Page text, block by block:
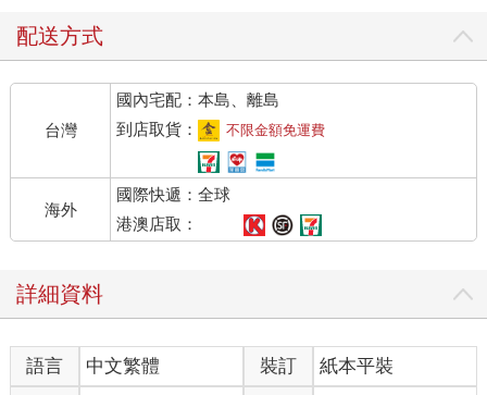
配送方式
台灣
國內宅配：本島、離島
到店取貨：
不限金額免運費
海外
國際快遞：全球
港澳店取：
詳細資料
語言 中文繁體 裝訂
紙本平裝